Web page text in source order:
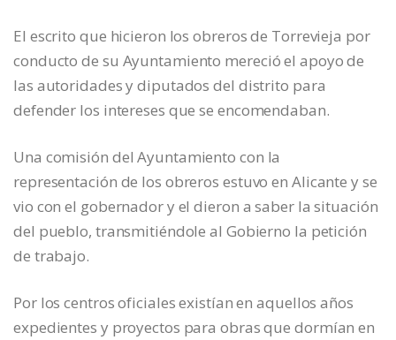
El escrito que hicieron los obreros de Torrevieja por
conducto de su Ayuntamiento mereció el apoyo de
las autoridades y diputados del distrito para
defender los intereses que se encomendaban.
Una comisión del Ayuntamiento con la
representación de los obreros estuvo en Alicante y se
vio con el gobernador y el dieron a saber la situación
del pueblo, transmitiéndole al Gobierno la petición
de trabajo.
Por los centros oficiales existían en aquellos años
expedientes y proyectos para obras que dormían en